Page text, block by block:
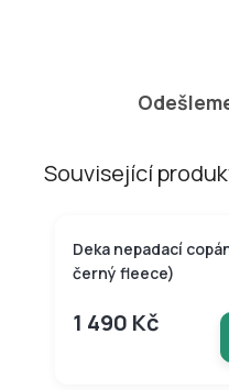
Související
Deka nepadací
černý fleece)
1 490 Kč